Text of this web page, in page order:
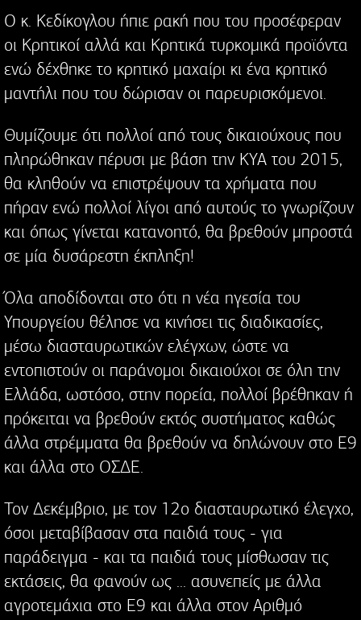
Ο κ. Κεδίκογλου ήπιε ρακή που του προσέφεραν
οι Κρητικοί αλλά και Κρητικά τυρκομικά προϊόντα
ενώ δέχθηκε το κρητικό μαχαίρι κι ένα κρητικό
μαντήλι που του δώρισαν οι παρευρισκόμενοι.
Θυμίζουμε ότι πολλοί από τους δικαιούχους που
πληρώθηκαν πέρυσι με βάση την ΚΥΑ του 2015,
θα κληθούν να επιστρέψουν τα χρήματα που
πήραν ενώ πολλοί λίγοι από αυτούς το γνωρίζουν
και όπως γίνεται κατανοητό, θα βρεθούν μπροστά
σε μία δυσάρεστη έκπληξη!
Όλα αποδίδονται στο ότι η νέα ηγεσία του
Υπουργείου θέλησε να κινήσει τις διαδικασίες,
μέσω διασταυρωτικών ελέγχων, ώστε να
εντοπιστούν οι παράνομοι δικαιούχοι σε όλη την
Ελλάδα, ωστόσο, στην πορεία, πολλοί βρέθηκαν ή
πρόκειται να βρεθούν εκτός συστήματος καθώς
άλλα στρέμματα θα βρεθούν να δηλώνουν στο Ε9
και άλλα στο ΟΣΔΕ.
Τον Δεκέμβριο, με τον 12ο διασταυρωτικό έλεγχο,
όσοι μεταβίβασαν στα παιδιά τους - για
παράδειγμα - και τα παιδιά τους μίσθωσαν τις
εκτάσεις, θα φανούν ως ... ασυνεπείς με άλλα
αγροτεμάχια στο Ε9 και άλλα στον Αριθμό